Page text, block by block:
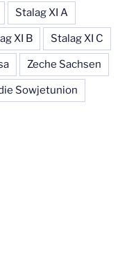
Stalag XI A
XI B Stalag XI C
Zeche Sachsen
Sowjetunion